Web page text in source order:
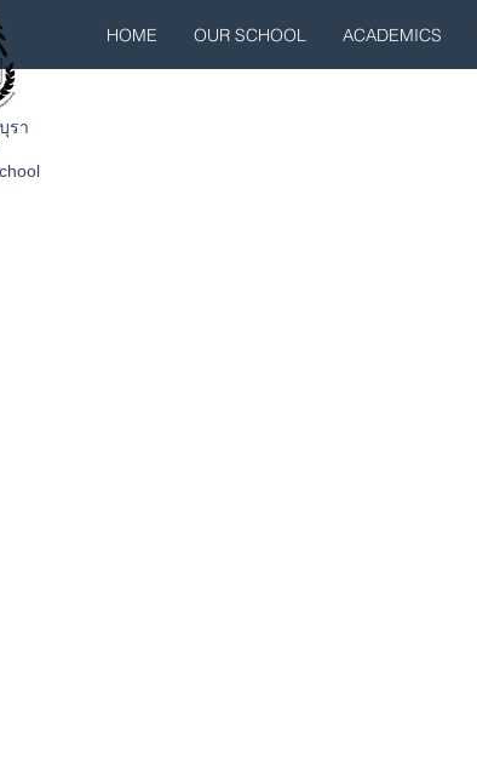
HOME OUR SCHOOL ACADEMICS
รา